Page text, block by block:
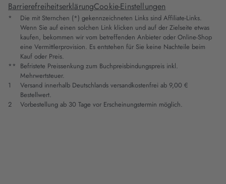
BarrierefreiheitserklärungCookie-Einstellungen
*
Die mit Sternchen (*) gekennzeichneten Links sind Affiliate-Links.
Wenn Sie auf einen solchen Link klicken und auf der Zielseite etwas
kaufen, bekommen wir vom betreffenden Anbieter oder Online-Shop
eine Vermittlerprovision. Es entstehen für Sie keine Nachteile beim
Kauf oder Preis.
** Befristete Preissenkung zum Buchpreisbindungspreis inkl.
Mehrwertsteuer.
1
Versand innerhalb Deutschlands versandkostenfrei ab 9,00 €
Bestellwert.
2
Vorbestellung ab 30 Tage vor Erscheinungstermin möglich.